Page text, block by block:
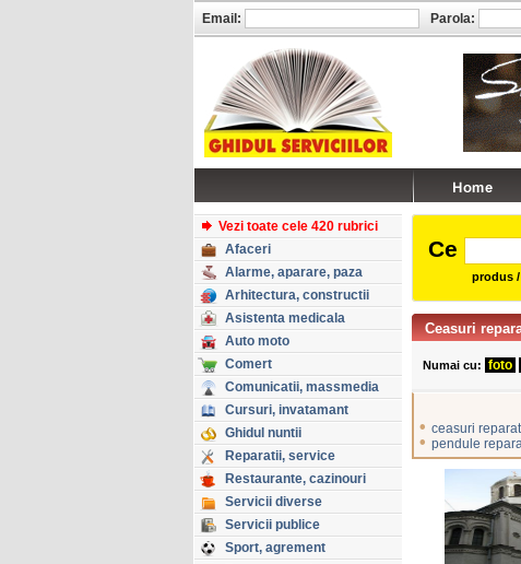
Vezi toate cele 420 rubrici
Afaceri
Alarme, aparare, paza
Arhitectura, constructii
Asistenta medicala
Auto moto
Comert
Comunicatii, massmedia
Cursuri, invatamant
Ghidul nuntii
Reparatii, service
Restaurante, cazinouri
Servicii diverse
Servicii publice
Sport, agrement
Ce
produs
Ceasuri
Numai cu: foto
• ceasuri
• pendule
Email: Parola: